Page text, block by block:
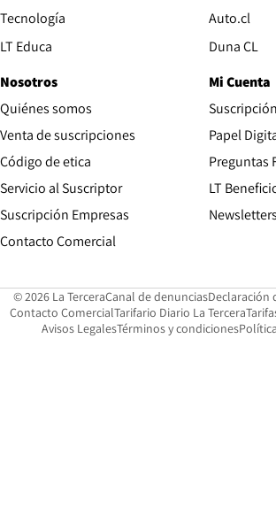
Tecnología
LT Educa
Auto.cl
Duna CL
Nosotros
Quiénes somos
Venta de suscripciones
Código de etica Opens in new window
Servicio al Suscriptor
Suscripción Empresas
Contacto Comercial
Mi Cuenta
Suscripción
Papel
Preguntas
LT
Newsletters
© 2026 La TerceraCanal de denunciasOpens in
Declaración
Contacto ComercialOpens in new window
Tarifario Diario La Tercera
Avisos LegalesOpens in new window
Términos y condiciones